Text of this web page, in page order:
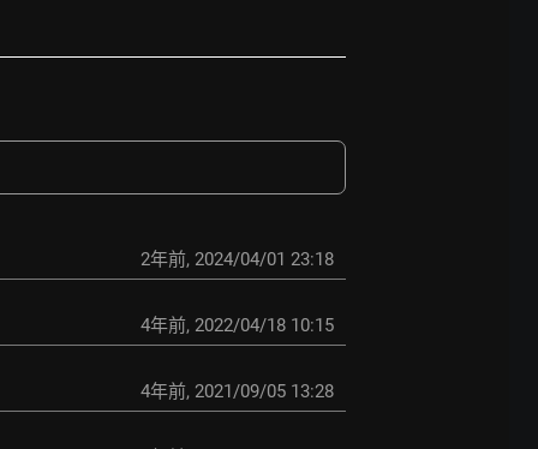
2年前, 2024/04/01 23:18
4年前, 2022/04/18 10:15
4年前, 2021/09/05 13:28